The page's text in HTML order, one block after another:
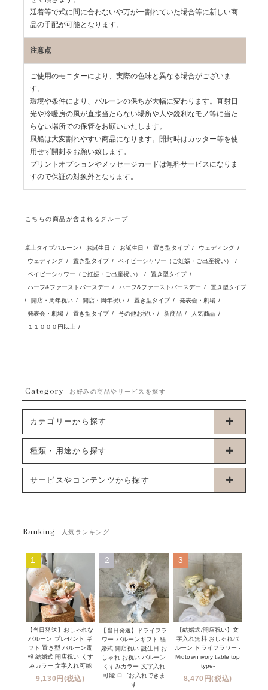
延着等で式に間に合わないや万が一割れていた場合等に新しい商
品の手配が可能となります。
注意点
ご使用のモニターにより、実際の色味と異なる場合がございま
す。
環境や条件により、バルーンの保ちが大幅に変わります。直射日
光や冷暖房の風が直接当たらない場所や人や鋭利なモノ等に当た
らない場所での保管をお願いいたします。
風船は大変割れやすい商品になります。開封時はカッター等を使
用せず開封をお願い致します。
プリントオプションやメッセージカードは無料サービスになりま
すので保証の対象外となります。
こちらの商品が含まれるグループ
卓上タイプバルーン / お誕生日 / お誕生日 / 置き型タイプ / ウェディング /
ウェディング / 置き型タイプ / ベイビーシャワー（ご妊娠・ご出産祝い）
/
ベイビーシャワー（ご妊娠・ご出産祝い）
/ 置き型タイプ /
ハーフ&ファーストバースデー / ハーフ&ファーストバースデー /
置き型タイプ
/
開店・周年祝い / 開店・周年祝い / 置き型タイプ / 発表会・劇場 /
発表会・劇場 / 置き型タイプ / その他お祝い / 新商品 / 人気商品 /
１１０００円以上 /
Category お好みの商品やサービスを探す
カテゴリーから探す
卓上タイプバルーン
ブーケタイプバルーン
ムーンリットバルーン
コンフェッティバルーン
フリンジバルーン
デコレーションセット
プロップスバルーン
オプション
成人式・卒業式・入学式バルーンブーケ
種類・用途から探す
お誕生日
開店・周年祝い
発表会・劇場
その他お祝い
クリスマス
新商品
サービスやコンテンツから探す
発送について
Q&A
メッセージカード・電報について
オーダーメイドについて
セミオーダーについて
フリンジバルーンについて
コンフェッティバルーンについて
Ranking 人気ランキング
1
【当日発送】おしゃれな
バルーン プレゼント ギ
フト 置き型 バルーン電
報 結婚式 開店祝い くす
みカラー 文字入れ可能
9,130円(税込)
2
【当日発送】ドライフラ
ワー バルーンギフト 結
婚式 開店祝い 誕生日 お
しゃれ お祝い バルーン
くすみカラー 文字入れ
可能 ロゴお入れできま
す
3
【結婚式/開店祝い】文
字入れ無料 おしゃれバ
ルーン ドライフラワー -
Midtown ivory table top
type-
8,470円(税込)